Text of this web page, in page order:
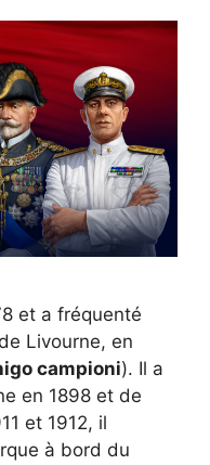
et a fréquenté
Livourne, en
campioni). Il a
en 1898 et de
et 1912, il
à bord du